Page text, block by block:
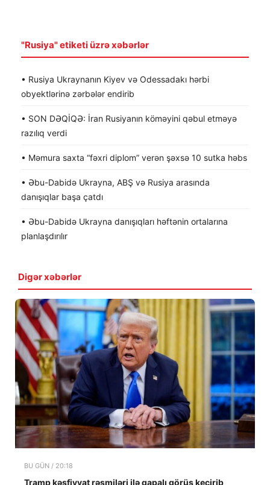
"Rusiya" etiketi üzrə xəbərlər
• Rusiya Ukraynanın Kiyev və Odessadakı hərbi
obyektlərinə zərbələr endirib
• SON DƏQİQƏ: İran Rusiyanın köməyini qəbul etməyə
razılıq verdi
• Məmura saxta “fəxri diplom” verən şəxsə 10 sutka həbs
• Əbu-Dabidə Ukrayna, ABŞ və Rusiya arasında
danışıqlar başa çatdı
• Əbu-Dabidə Ukrayna danışıqları həftənin ortalarına
planlaşdırılır
Digər xəbərlər
BU GÜN / 20:18
Tramp kəşfiyyat rəsmiləri ilə qapalı görüş keçirib